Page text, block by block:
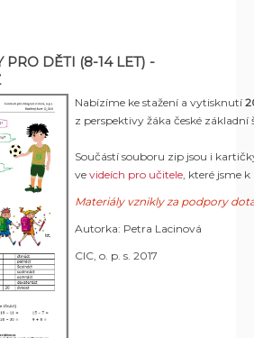
PRO DĚTI (8-14 LET) -
Nabízíme ke stažení a vytisknutí
z perspektivy žáka české základní
Součástí souboru zip jsou i
ve videích pro učitele, které jsme
Materiály vznikly za podpory
Autorka: Petra Lacinová
CIC, o. p. s. 2017